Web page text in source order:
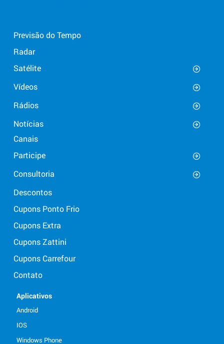
Previsão do Tempo
Radar
Satélite
Vídeos
Rádios
Notícias
Canais
Participe
Consultoria
Descontos
Cupons Ponto Frio
Cupons Extra
Cupons Zattini
Cupons Carrefour
Contato
Aplicativos
Android
IOS
Windows Phone